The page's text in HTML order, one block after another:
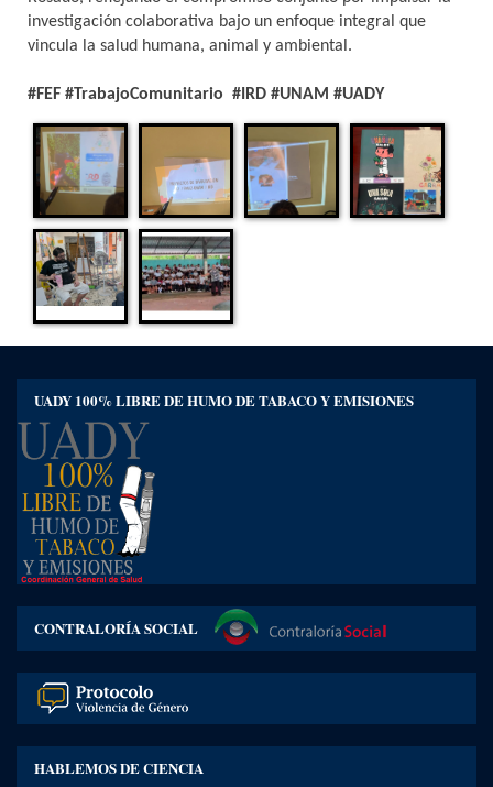
investigación colaborativa bajo un enfoque integral que
vincula la salud humana, animal y ambiental.
#FEF #TrabajoComunitario #IRD #UNAM #UADY
UADY 100% LIBRE DE HUMO DE TABACO Y EMISIONES
CONTRALORÍA SOCIAL
HABLEMOS DE CIENCIA